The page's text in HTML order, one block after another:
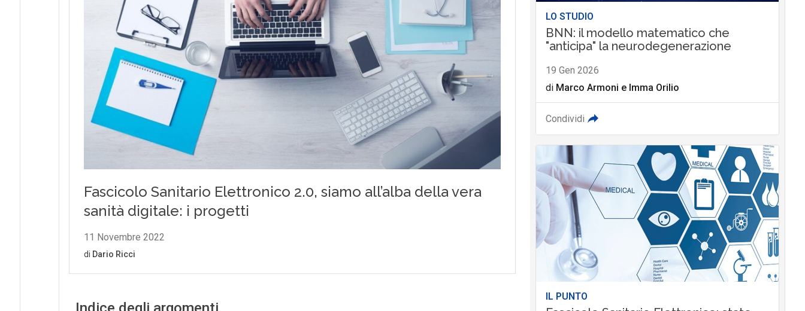
LO STUDIO
BNN: il modello matematico che
"anticipa" la neurodegenerazione
19 Gen 2026
di Marco Armoni e Imma Orilio
Condividi
IL PUNTO